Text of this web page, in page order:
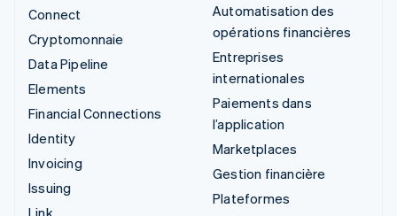
Connect
Cryptomonnaie
Data Pipeline
Elements
Financial Connections
Identity
Invoicing
Issuing
Link
Automatisation des
opérations financières
Entreprises
internationales
Paiements dans
l’application
Marketplaces
Gestion financière
Plateformes